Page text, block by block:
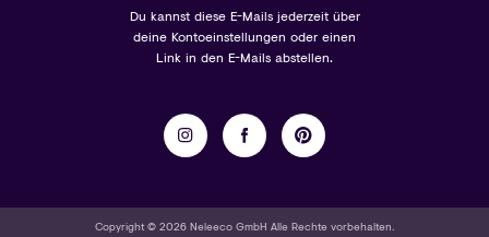
Du kannst diese E-Mails jederzeit über
deine Kontoeinstellungen oder einen
Link in den E-Mails abstellen.
Copyright © 2026 Neleeco GmbH Alle Rechte vorbehalten.